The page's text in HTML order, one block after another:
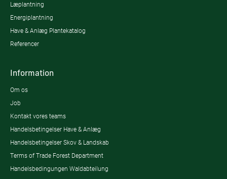
Læplantning
Energiplantning
Have & Anlæg Plantekatalog
Referencer
Information
Om os
Job
Kontakt vores teams
Handelsbetingelser Have & Anlæg
Handelsbetingelser Skov & Landskab
Terms of Trade Forest Department
Handelsbedingungen Waldabteilung